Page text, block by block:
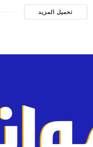
تحميل المزيد